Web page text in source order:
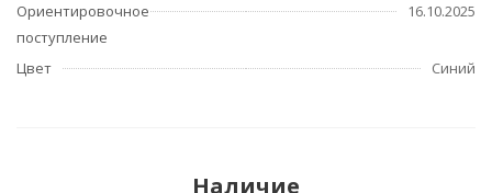
Ориентировочное
поступление
16.10.2025
Цвет Синий
Наличие